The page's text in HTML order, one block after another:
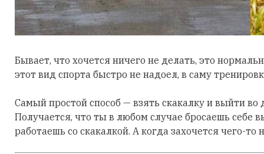
Бывает, что хочется ничего не делать, это
этот вид спорта быстро не надоел, в саму
Самый простой способ — взять скакалку и выйти
Получается, что ты в любом случае бросаешь себе
работаешь со скакалкой. А когда захочется чего-то